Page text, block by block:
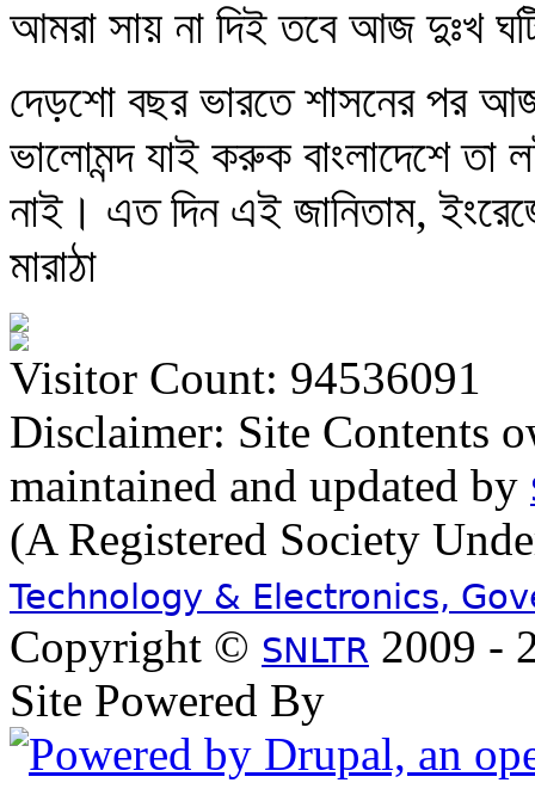
আমরা সায় না দিই তবে আজ দুঃখ
দেড়শো বছর ভারতে শাসনের পর
ভালোমন্দ যাই করুক বাংলাদেশে তা
নাই। এত দিন এই জানিতাম,
মারাঠা
Visitor Count: 94536091
Disclaimer: Site Contents
maintained and updated by
(A Registered Society
Technology & Electronics,
Copyright © SNLTR 2009 -
Site Powered By